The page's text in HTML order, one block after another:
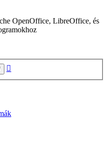
OpenOffice, LibreOffice, és
Keresés